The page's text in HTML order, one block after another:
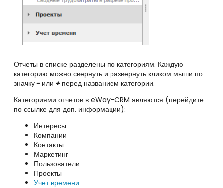
Отчеты в списке разделены по категориям. Каждую
категорию можно свернуть и развернуть кликом мыши по
значку- или + перед названием категории.
Категориями отчетов в eWay-CRM являются (перейдите
по ссылке для доп. информации):
Интересы
Компании
Контакты
Маркетинг
Пользователи
Проекты
Учет времени